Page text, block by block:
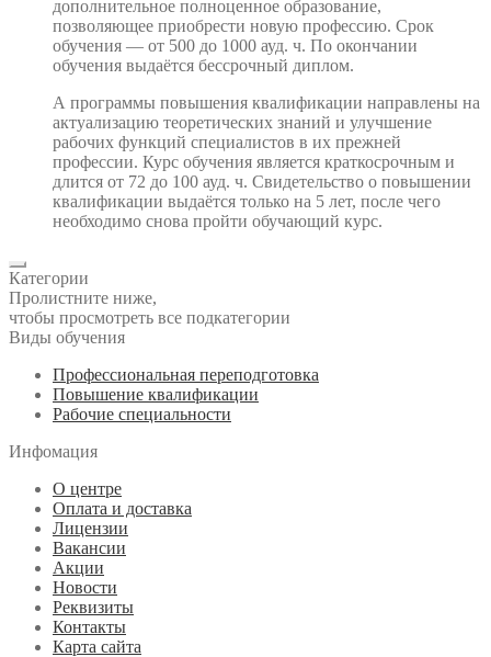
дополнительное полноценное образование,
позволяющее приобрести новую профессию. Срок
обучения — от 500 до 1000 ауд. ч. По окончании
обучения выдаётся бессрочный диплом.
А программы повышения квалификации направлены на
актуализацию теоретических знаний и улучшение
рабочих функций специалистов в их прежней
профессии. Курс обучения является краткосрочным и
длится от 72 до 100 ауд. ч. Свидетельство о повышении
квалификации выдаётся только на 5 лет, после чего
необходимо снова пройти обучающий курс.
Категории
Пролистните ниже,
чтобы просмотреть все подкатегории
Виды обучения
Профессиональная переподготовка
Повышение квалификации
Рабочие специальности
Инфомация
О центре
Оплата и доставка
Лицензии
Вакансии
Акции
Новости
Реквизиты
Контакты
Карта сайта